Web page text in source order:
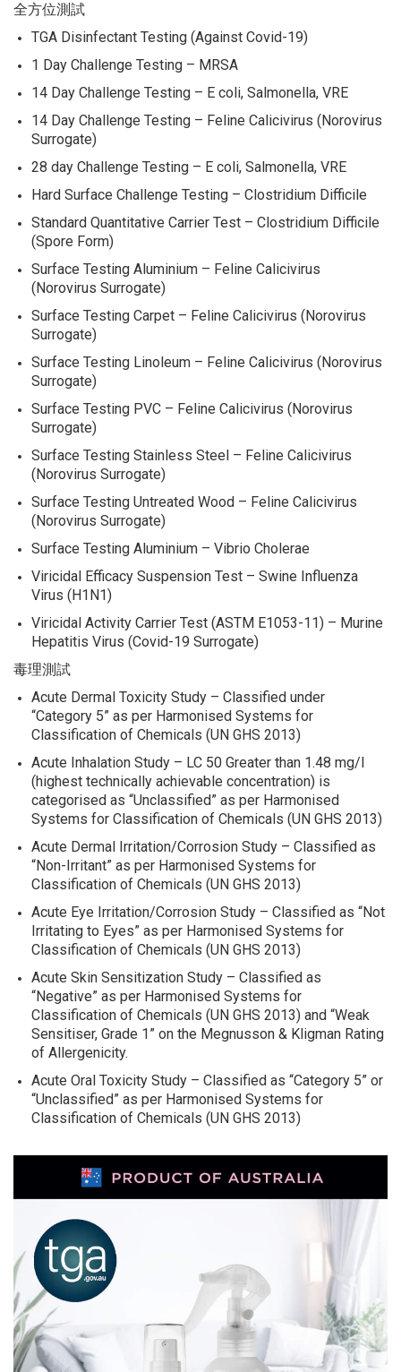
全方位測試
TGA Disinfectant Testing (Against Covid-19)
1 Day Challenge Testing – MRSA
14 Day Challenge Testing – E coli, Salmonella, VRE
14 Day Challenge Testing – Feline Calicivirus (Norovirus
Surrogate)
28 day Challenge Testing – E coli, Salmonella, VRE
Hard Surface Challenge Testing – Clostridium Difficile
Standard Quantitative Carrier Test – Clostridium Difficile
(Spore Form)
Surface Testing Aluminium – Feline Calicivirus
(Norovirus Surrogate)
Surface Testing Carpet – Feline Calicivirus (Norovirus
Surrogate)
Surface Testing Linoleum – Feline Calicivirus (Norovirus
Surrogate)
Surface Testing PVC – Feline Calicivirus (Norovirus
Surrogate)
Surface Testing Stainless Steel – Feline Calicivirus
(Norovirus Surrogate)
Surface Testing Untreated Wood – Feline Calicivirus
(Norovirus Surrogate)
Surface Testing Aluminium – Vibrio Cholerae
Viricidal Efficacy Suspension Test – Swine Influenza
Virus (H1N1)
Viricidal Activity Carrier Test (ASTM E1053-11) – Murine
Hepatitis Virus (Covid-19 Surrogate)
毒理測試
Acute Dermal Toxicity Study – Classified under
“Category 5” as per Harmonised Systems for
Classification of Chemicals (UN GHS 2013)
Acute Inhalation Study – LC 50 Greater than 1.48 mg/l
(highest technically achievable concentration) is
categorised as “Unclassified” as per Harmonised
Systems for Classification of Chemicals (UN GHS 2013)
Acute Dermal Irritation/Corrosion Study – Classified as
“Non-Irritant” as per Harmonised Systems for
Classification of Chemicals (UN GHS 2013)
Acute Eye Irritation/Corrosion Study – Classified as “Not
Irritating to Eyes” as per Harmonised Systems for
Classification of Chemicals (UN GHS 2013)
Acute Skin Sensitization Study – Classified as
“Negative” as per Harmonised Systems for
Classification of Chemicals (UN GHS 2013) and “Weak
Sensitiser, Grade 1” on the Megnusson & Kligman Rating
of Allergenicity.
Acute Oral Toxicity Study – Classified as “Category 5” or
“Unclassified” as per Harmonised Systems for
Classification of Chemicals (UN GHS 2013)